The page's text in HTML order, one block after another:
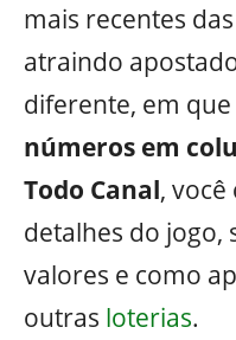
mais recentes das
atraindo
diferente, em
números em
Todo Canal,
detalhes do jogo,
valores e como
outras loterias.